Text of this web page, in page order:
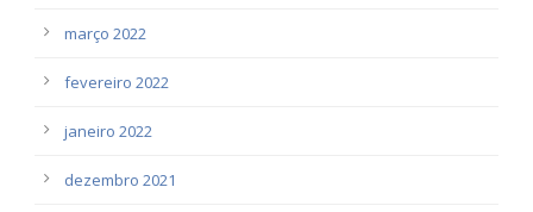
março 2022
fevereiro 2022
janeiro 2022
dezembro 2021